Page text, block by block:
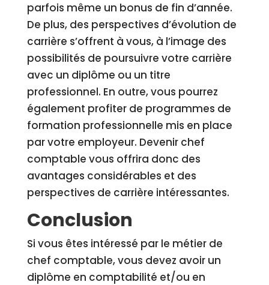
parfois même un bonus de fin d’année.
De plus, des perspectives d’évolution de
carrière s’offrent à vous, à l’image des
possibilités de poursuivre votre carrière
avec un diplôme ou un titre
professionnel. En outre, vous pourrez
également profiter de programmes de
formation professionnelle mis en place
par votre employeur. Devenir chef
comptable vous offrira donc des
avantages considérables et des
perspectives de carrière intéressantes.
Conclusion
Si vous êtes intéressé par le métier de
chef comptable, vous devez avoir un
diplôme en comptabilité et/ou en